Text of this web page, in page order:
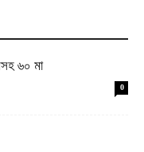
৬০ মা
0